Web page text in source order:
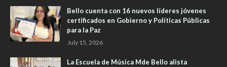
Bello cuenta con 16 nuevos líderes jóvenes
certificados en Gobierno y Políticas Públicas
para la Paz
July 15, 2026
La Escuela de Música Mde Bello alista